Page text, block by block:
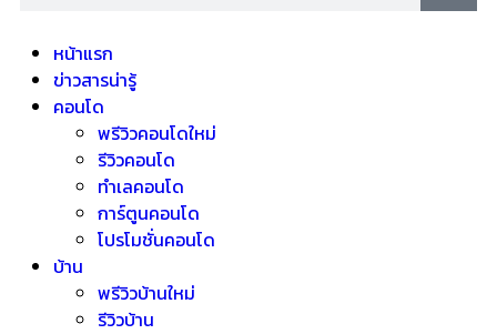
หน้าแรก
ข่าวสารน่ารู้
คอนโด
พรีวิวคอนโดใหม่
รีวิวคอนโด
ทำเลคอนโด
การ์ตูนคอนโด
โปรโมชั่นคอนโด
บ้าน
พรีวิวบ้านใหม่
รีวิวบ้าน